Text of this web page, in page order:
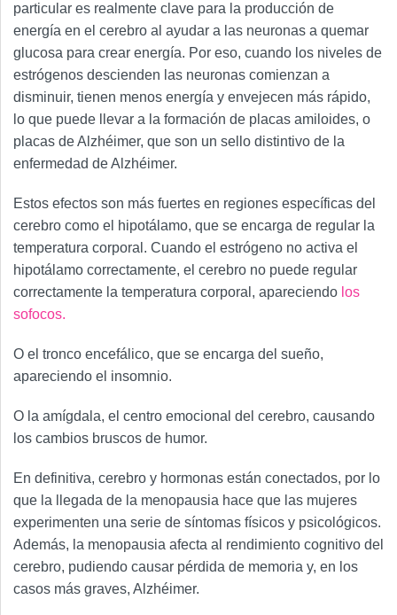
particular es realmente clave para la producción de
energía en el cerebro al ayudar a las neuronas a quemar
glucosa para crear energía. Por eso, cuando los niveles de
estrógenos descienden las neuronas comienzan a
disminuir, tienen menos energía y envejecen más rápido,
lo que puede llevar a la formación de placas amiloides, o
placas de Alzhéimer, que son un sello distintivo de la
enfermedad de Alzhéimer.
Estos efectos son más fuertes en regiones específicas del
cerebro como el hipotálamo, que se encarga de regular la
temperatura corporal. Cuando el estrógeno no activa el
hipotálamo correctamente, el cerebro no puede regular
correctamente la temperatura corporal, apareciendo los
sofocos.
O el tronco encefálico, que se encarga del sueño,
apareciendo el insomnio.
O la amígdala, el centro emocional del cerebro, causando
los cambios bruscos de humor.
En definitiva, cerebro y hormonas están conectados, por lo
que la llegada de la menopausia hace que las mujeres
experimenten una serie de síntomas físicos y psicológicos.
Además, la menopausia afecta al rendimiento cognitivo del
cerebro, pudiendo causar pérdida de memoria y, en los
casos más graves, Alzhéimer.